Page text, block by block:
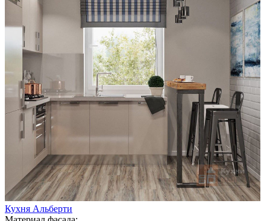
Кухня Альберти